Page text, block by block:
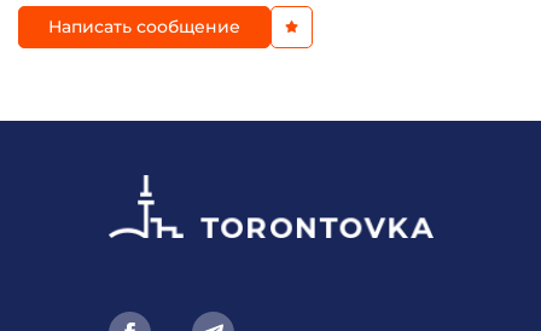
Написать сообщение